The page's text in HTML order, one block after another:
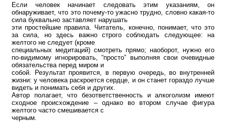
Если человек начинает следовать этим указаниям, он
обнаруживает, что это почему-то ужасно трудно, словно какая-то
сила буквально заставляет нарушать
эти простейшие правила. Читатель, конечно, понимает, что это
за сила, но здесь важно строго соблюдать следующее: на
желтого не следует (кроме
специальных медитаций) смотреть прямо; наоборот, нужно его
по-видимому игнорировать, “просто” выполняя свои очевидные
обязательства перед миром и
собой. Результат проявится, в первую очередь, во внутренней
жизни: у человека раскроется сердце, и он станет гораздо лучше
видеть и понимать себя и других.
Автор полагает, что безответственность и алкоголизм имеют
сходное происхождение – однако во втором случае фигура
желтого часто смешивается с
черным.